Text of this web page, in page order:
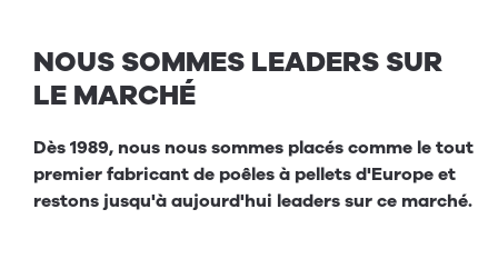
NOUS SOMMES LEADERS SUR
LE MARCHÉ
Dès 1989, nous nous sommes placés comme le tout
premier fabricant de poêles à pellets d'Europe et
restons jusqu'à aujourd'hui leaders sur ce marché.